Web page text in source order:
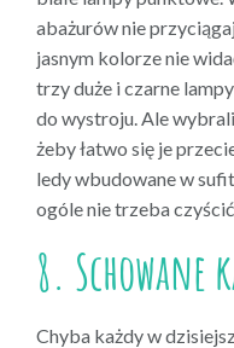
abażurów nie
jasnym kolorze nie
trzy duże i czarne
do wystroju. Ale
żeby łatwo się je
ledy wbudowane w
ogóle nie trzeba
8. Schowane
Chyba każdy w